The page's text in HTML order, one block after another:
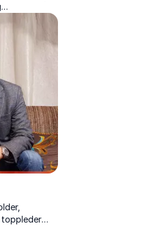
å spille
toppleder